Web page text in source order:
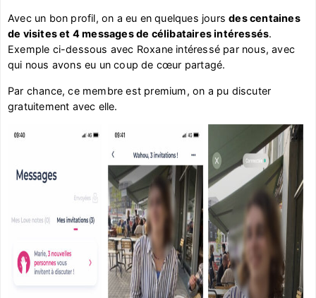
Avec un bon profil, on a eu en quelques joursdes centaines
de visites et 4 messages de célibataires intéressés.
Exemple ci-dessous avec Roxane intéressé par nous, avec
qui nous avons eu un coup de cœur partagé.
Par chance, ce membre est premium, on a pu discuter
gratuitement avec elle.